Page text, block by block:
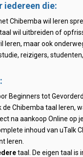
iedereen die:
Chibemba wil leren
wil uitbreiden of
leren, maar ook
reizigers,
Beginners tot
Chibemba taal leren,
na aankoop Online op
inhoud van uTalk
leren.
taal. De eigen taal is